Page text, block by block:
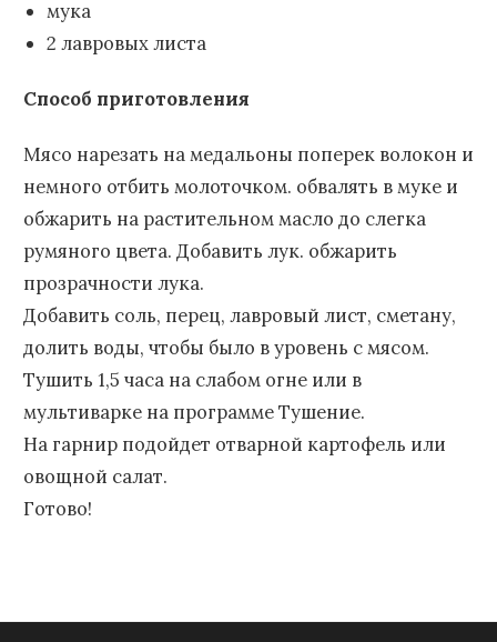
мука
2 лавровых листа
Способ приготовления
Мясо нарезать на медальоны поперек волокон и
немного отбить молоточком. обвалять в муке и
обжарить на растительном масло до слегка
румяного цвета. Добавить лук. обжарить
прозрачности лука.
Добавить соль, перец, лавровый лист, сметану,
долить воды, чтобы было в уровень с мясом.
Тушить 1,5 часа на слабом огне или в
мультиварке на программе Тушение.
На гарнир подойдет отварной картофель или
овощной салат.
Готово!